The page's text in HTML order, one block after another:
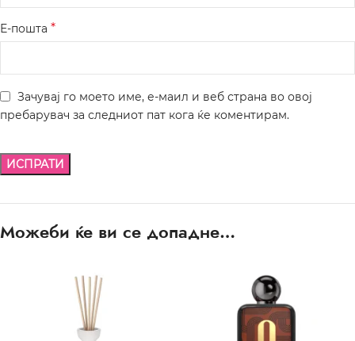
Е-пошта *
Зачувај го моето име, е-маил и веб страна во овој
пребарувач за следниот пат кога ќе коментирам.
Можеби ќе ви се допадне…